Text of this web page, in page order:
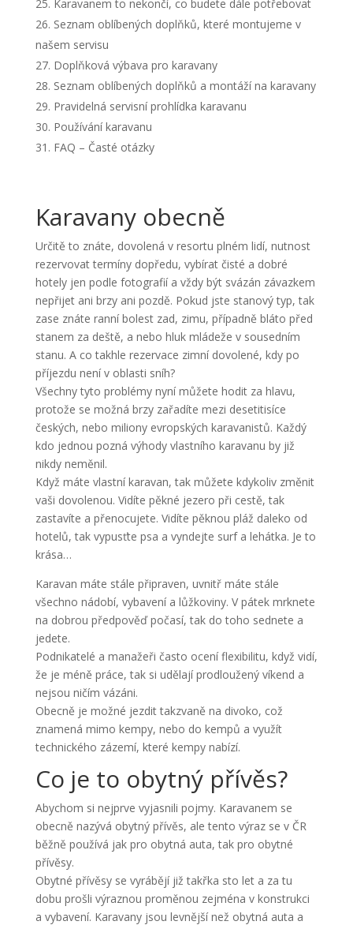
Karavanem to nekončí, co budete dále potřebovat
Seznam oblíbených doplňků, které montujeme v
našem servisu
Doplňková výbava pro karavany
Seznam oblíbených doplňků a montáží na karavany
Pravidelná servisní prohlídka karavanu
Používání karavanu
FAQ – Časté otázky
Karavany obecně
Určitě to znáte, dovolená v resortu plném lidí, nutnost
rezervovat termíny dopředu, vybírat čisté a dobré
hotely jen podle fotografií a vždy být svázán závazkem
nepřijet ani brzy ani pozdě. Pokud jste stanový typ, tak
zase znáte ranní bolest zad, zimu, případně bláto před
stanem za deště, a nebo hluk mládeže v sousedním
stanu. A co takhle rezervace zimní dovolené, kdy po
příjezdu není v oblasti sníh?
Všechny tyto problémy nyní můžete hodit za hlavu,
protože se možná brzy zařadíte mezi desetitisíce
českých, nebo miliony evropských karavanistů. Každý
kdo jednou pozná výhody vlastního karavanu by již
nikdy neměnil.
Když máte vlastní karavan, tak můžete kdykoliv změnit
vaši dovolenou. Vidíte pěkné jezero při cestě, tak
zastavíte a přenocujete. Vidíte pěknou pláž daleko od
hotelů, tak vypusťte psa a vyndejte surf a lehátka. Je to
krása…
Karavan máte stále připraven, uvnitř máte stále
všechno nádobí, vybavení a lůžkoviny. V pátek mrknete
na dobrou předpověď počasí, tak do toho sednete a
jedete.
Podnikatelé a manažeři často ocení flexibilitu, když vidí,
že je méně práce, tak si udělají prodloužený víkend a
nejsou ničím vázáni.
Obecně je možné jezdit takzvaně na divoko, což
znamená mimo kempy, nebo do kempů a využít
technického zázemí, které kempy nabízí.
Co je to obytný přívěs?
Abychom si nejprve vyjasnili pojmy. Karavanem se
obecně nazývá obytný přívěs, ale tento výraz se v ČR
běžně používá jak pro obytná auta, tak pro obytné
přívěsy.
Obytné přívěsy se vyrábějí již takřka sto let a za tu
dobu prošli výraznou proměnou zejména v konstrukci
a vybavení. Karavany jsou levnější než obytná auta a